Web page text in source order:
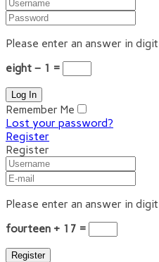
Please enter an answer in
eight − 1 =
Remember Me
Lost your password?
Register
Register
Please enter an answer in
fourteen + 17 =